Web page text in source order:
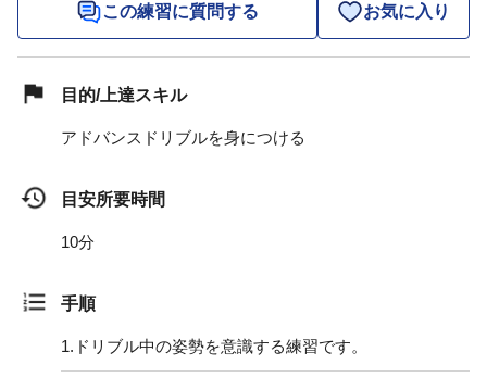
この練習に質問する お気に入り
目的/上達スキル
アドバンスドリブルを身につける
目安所要時間
10分
手順
1. ドリブル中の姿勢を意識する練習です。